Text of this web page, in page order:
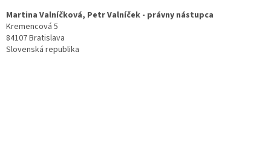
Martina Valníčková, Petr Valníček - právny nástupca
Kremencová 5
84107 Bratislava
Slovenská republika